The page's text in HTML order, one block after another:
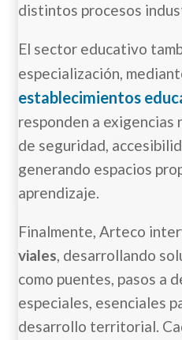
distintos procesos
El sector educativo
especialización,
establecimientos
responden a exigencias
de seguridad,
generando espacios
aprendizaje.
Finalmente, Arteco
viales, desarrollando
como puentes, pasos a
especiales, esenciales
desarrollo territorial.